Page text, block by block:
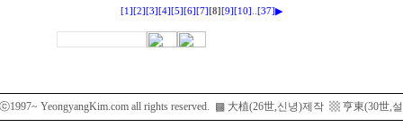
[1] [2] [3] [4] [5] [6] [7] [8] [9] [10] ..[37]▶
YeongyangKim.com all rights reserved. ▩ 大植(26世,신녕)제작 ▩ 亨東(30世,